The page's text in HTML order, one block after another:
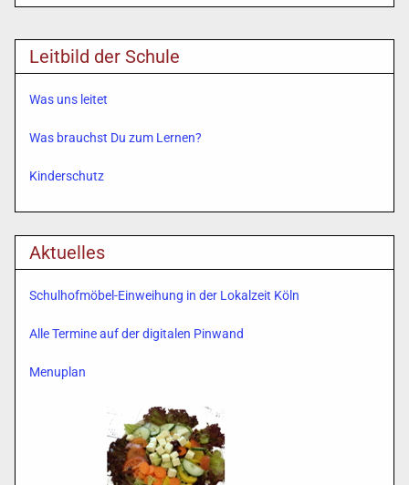
Leitbild der Schule
Was uns leitet
Was brauchst Du zum Lernen?
Kinderschutz
Aktuelles
Schulhofmöbel-Einweihung in der Lokalzeit Köln
Alle Termine auf der digitalen Pinwand
Menuplan